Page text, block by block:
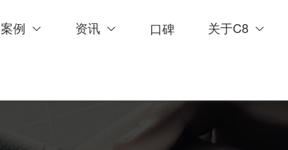
案例 资讯 口碑 关于C8